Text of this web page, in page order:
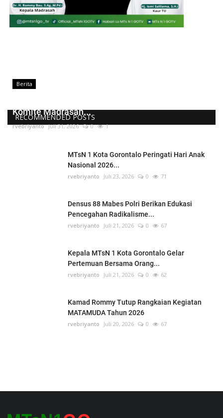
RECOMMENDED POSTS
Berita
Komite Madrasah...
rvebriyanto Juli 31, 2026 0 1
MTsN 1 Kota Gorontalo Peringati Hari Anak
Nasional 2026...
rvebriyanto Juli 23, 2026 0 71
Densus 88 Mabes Polri Berikan Edukasi
Pencegahan Radikalisme...
rvebriyanto Juli 21, 2026 0 67
Kepala MTsN 1 Kota Gorontalo Gelar
Pertemuan Bersama Orang...
rvebriyanto Juli 21, 2026 0 62
Kamad Rommy Tutup Rangkaian Kegiatan
MATAMUDA Tahun 2026
rvebriyanto Juli 20, 2026 0 67